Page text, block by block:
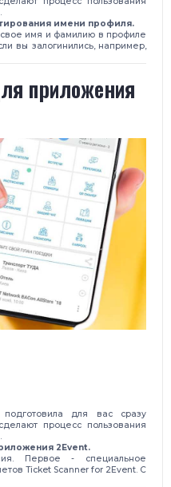
имени профиля.
имя и фамилию в профиле
вы залогинились, например,
приложения
для вас сразу
процесс пользования
2Event.
Первое - специальное
Ticket Scanner for 2Event. С